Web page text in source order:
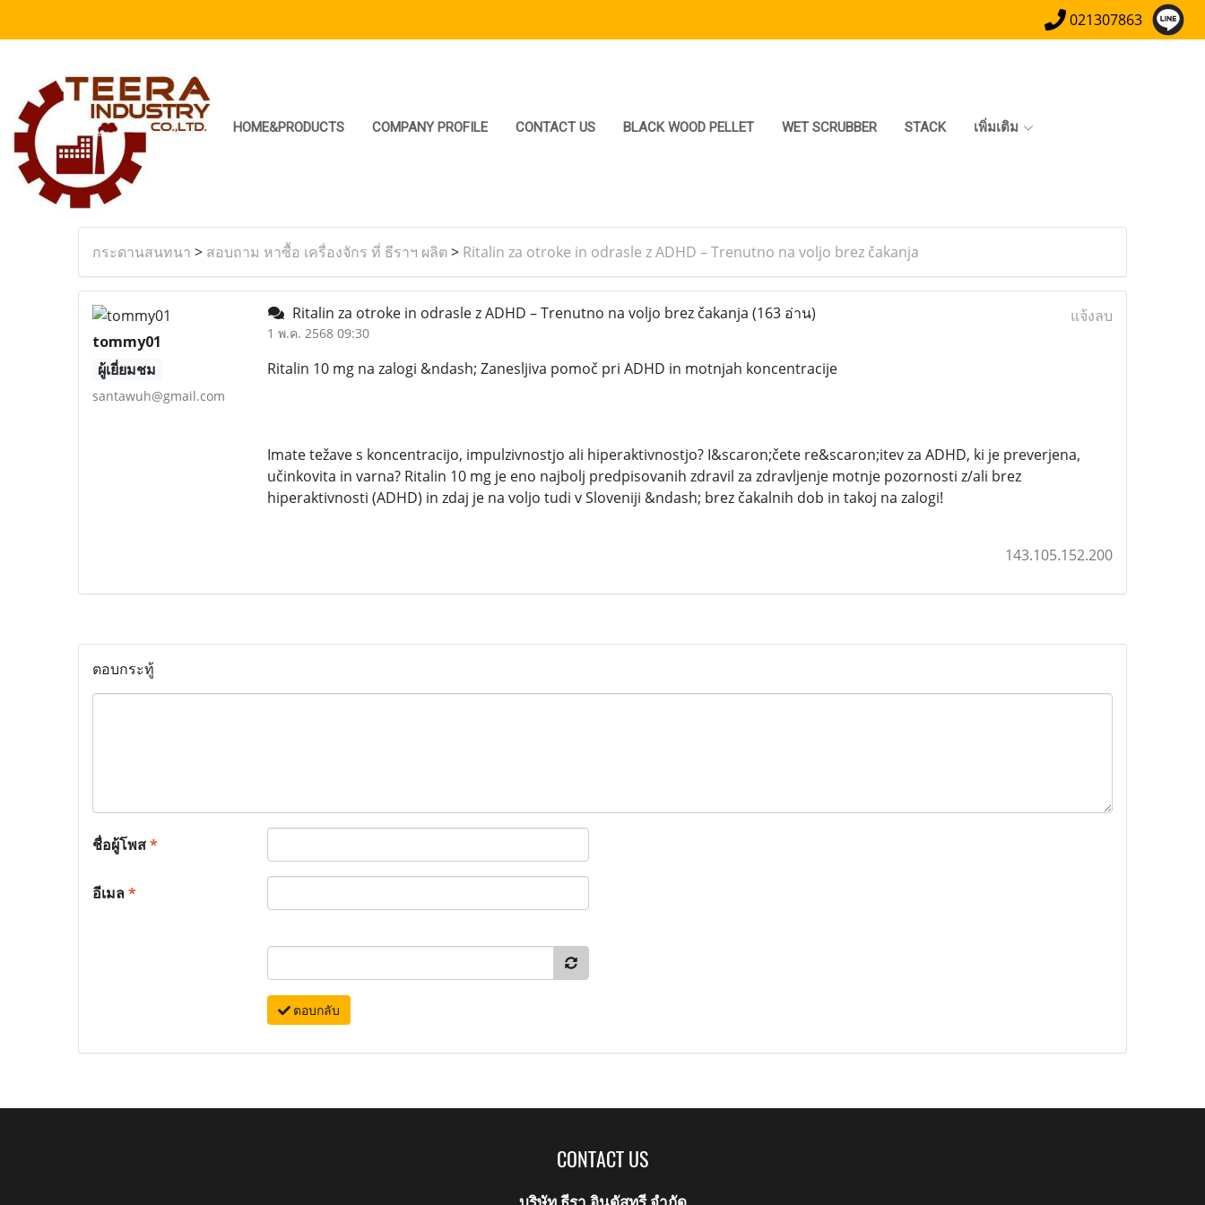
021307863
HOME&PRODUCTS COMPANY PROFILE CONTACT US BLACK WOOD PELLET WET SCRUBBER STACK เพิ่มเติม
กระดานสนทนา > สอบถาม หาซื้อ เครื่องจักร ที่ ธีราฯ ผลิต > Ritalin za otroke in odrasle z ADHD – Trenutno na voljo brez čakanja
tommy01
ผู้เยี่ยมชม
santawuh@gmail.com
Ritalin za otroke in odrasle z ADHD – Trenutno na voljo brez čakanja (163 อ่าน)
1 พ.ค. 2568 09:30
แจ้งลบ
Ritalin 10 mg na zalogi &ndash; Zanesljiva pomoč pri ADHD in motnjah koncentracije
Imate težave s koncentracijo, impulzivnostjo ali hiperaktivnostjo? I&scaron;čete re&scaron;itev za ADHD, ki je preverjena,
učinkovita in varna? Ritalin 10 mg je eno najbolj predpisovanih zdravil za zdravljenje motnje pozornosti z/ali brez
hiperaktivnosti (ADHD) in zdaj je na voljo tudi v Sloveniji &ndash; brez čakalnih dob in takoj na zalogi!
143.105.152.200
ตอบกระทู้
ชื่อผู้โพส*
อีเมล*
ตอบกลับ
CONTACT US